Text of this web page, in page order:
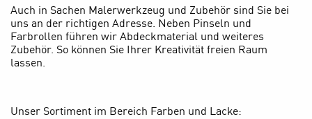
Auch in Sachen Malerwerkzeug und Zubehör sind Sie bei
uns an der richtigen Adresse. Neben Pinseln und
Farbrollen führen wir Abdeckmaterial und weiteres
Zubehör. So können Sie Ihrer Kreativität freien Raum
lassen.
Unser Sortiment im Bereich Farben und Lacke: